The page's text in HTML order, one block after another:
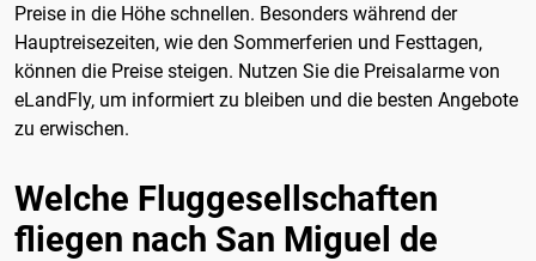
Preise in die Höhe schnellen. Besonders während der
Hauptreisezeiten, wie den Sommerferien und Festtagen,
können die Preise steigen. Nutzen Sie die Preisalarme von
eLandFly, um informiert zu bleiben und die besten Angebote
zu erwischen.
Welche Fluggesellschaften
fliegen nach San Miguel de